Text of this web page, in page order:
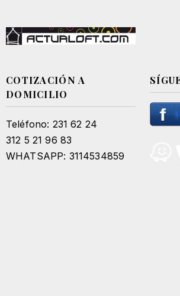
COTIZACIÓN A
DOMICILIO
Teléfono: 231 62 24
312 5 21 96 83
WHATSAPP: 3114534859